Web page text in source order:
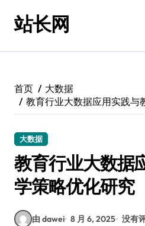
站长网
首页
大数据
教育行业大数据应用实践与
大数据
教育行业大数据
学策略优化研究
由 dawei 8 月 6, 2025 没有